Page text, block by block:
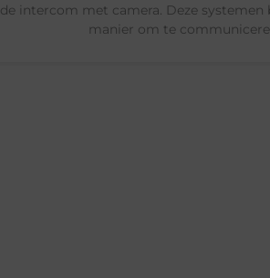
de intercom met camera. Deze systemen
manier om te